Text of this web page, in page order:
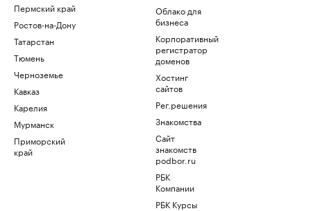
Пермский край
Ростов-на-Дону
Татарстан
Тюмень
Черноземье
Кавказ
Карелия
Мурманск
Приморский
край
Облако для
бизнеса
Корпоративный
регистратор
доменов
Хостинг
сайтов
Рег.решения
Знакомства
Сайт
знакомств
podbor.ru
РБК
Компании
РБК Курсы